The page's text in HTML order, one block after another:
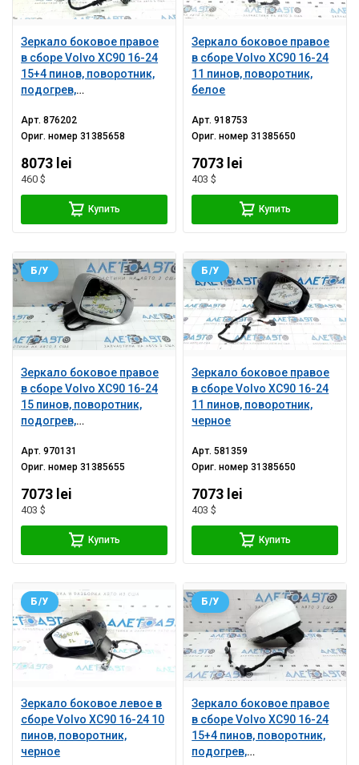
Зеркало боковое правое
в сборе Volvo XC90 16-24
15+4 пинов, поворотник,
подогрев,
камера, черная
Арт.876202
Ориг. номер31385658
8073 lei
460 $
Купить
Зеркало боковое правое
в сборе Volvo XC90 16-24
11 пинов, поворотник,
белое
Арт.918753
Ориг. номер31385650
7073 lei
403 $
Купить
Зеркало боковое правое
в сборе Volvo XC90 16-24
15 пинов, поворотник,
подогрев,
серебро
Б/У
Арт.970131
Ориг. номер31385655
7073 lei
403 $
Купить
Зеркало боковое правое
в сборе Volvo XC90 16-24
11 пинов, поворотник,
черное
Б/У
Арт.581359
Ориг. номер31385650
7073 lei
403 $
Купить
Зеркало боковое левое в
сборе Volvo XC90 16-24 10
пинов, поворотник,
черное
Б/У
Зеркало боковое правое
в сборе Volvo XC90 16-24
15+4 пинов, поворотник,
подогрев,
Б/У